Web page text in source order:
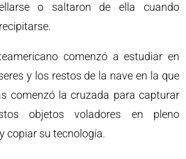
o saltaron de ella cuando
comenzó a estudiar en
y los restos de la nave en la que
comenzó la cruzada para capturar
objetos voladores en pleno
copiar su tecnología.